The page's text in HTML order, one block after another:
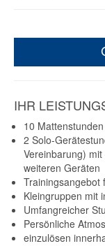
IHR
10
2 Solo-
Vereinbarung)
weiteren Geräten
Trainingsangebot
Kleingruppen mit
Umfangreicher
Persönliche
einzulösen